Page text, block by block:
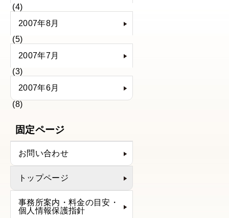
(4)
2007年8月
(5)
2007年7月
(3)
2007年6月
(8)
固定ページ
お問い合わせ
トップページ
事務所案内・料金の目安・
個人情報保護指針